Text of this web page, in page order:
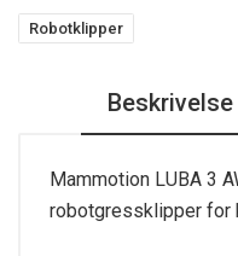
Robotklipper
Beskrivelse
Mammotion LUBA 3
robotgressklipper for